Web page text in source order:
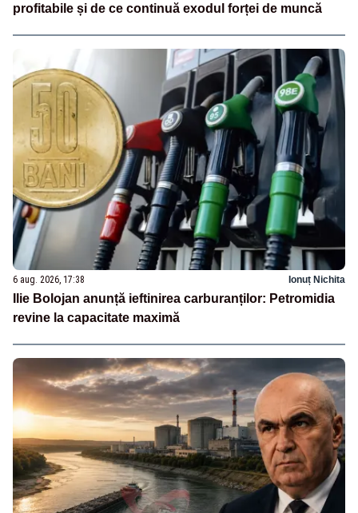
profitabile și de ce continuă exodul forței de muncă
6 aug. 2026, 17:38 Ionuț Nichita
Ilie Bolojan anunță ieftinirea carburanților: Petromidia
revine la capacitate maximă